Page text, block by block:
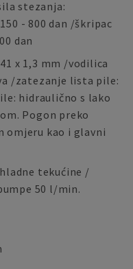
stezanja:
- 800 dan /škripac
dan
x 1,3 mm /vodilica
/zatezanje lista pile:
hidraulično s lako
Pogon preko
kao i glavni
tekućine /
50 l/min.